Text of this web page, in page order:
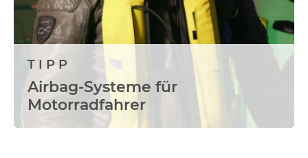
TIPP
Airbag-Systeme für
Motorradfahrer